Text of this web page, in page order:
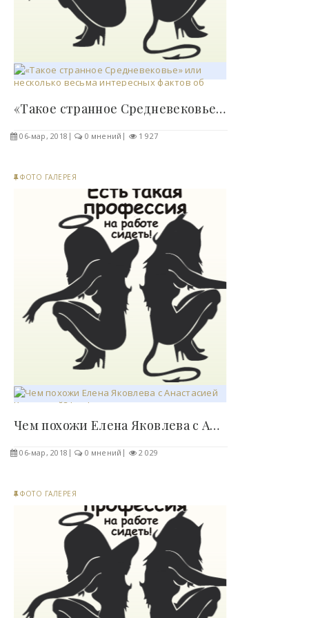
«Такое странное Средневековье» или несколько..
06-мар, 2018 0 мнений 1 927
ФОТО ГАЛЕРЕЯ
Чем похожи Елена Яковлева с Анастасией Каменской?..
06-мар, 2018 0 мнений 2 029
ФОТО ГАЛЕРЕЯ